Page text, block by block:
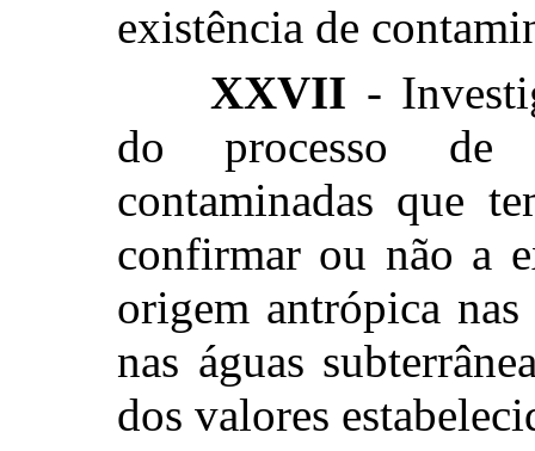
existência de
XXVII -
do processo de
contaminadas que
confirmar ou não a
origem antrópica
nas águas
dos valores